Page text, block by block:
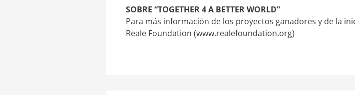
SOBRE “TOGETHER 4 A BETTER WORLD”
Para más información de los proyectos ganadores y de la
Reale Foundation (www.realefoundation.org)